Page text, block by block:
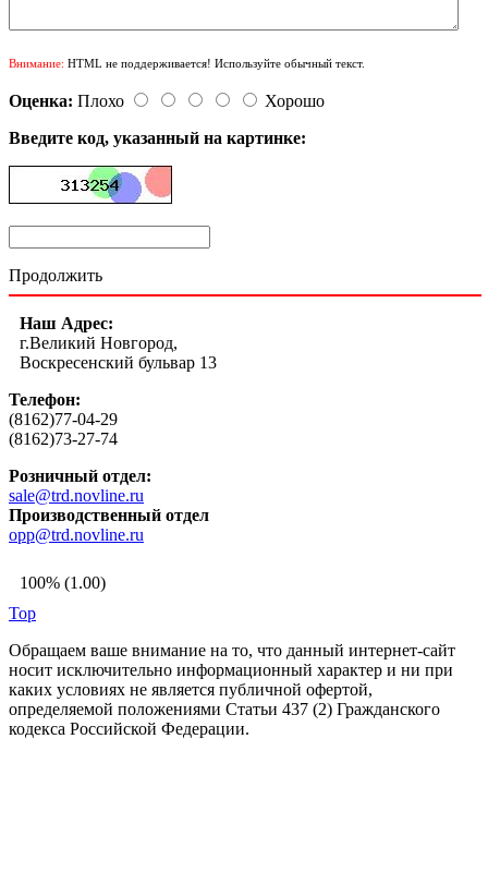
Внимание: HTML не поддерживается! Используйте обычный текст.
Оценка: Плохо
Хорошо
Введите код, указанный на картинке:
Продолжить
Наш Адрес:
г.Великий Новгород,
Воскресенский бульвар 13
Телефон:
(8162)77-04-29
(8162)73-27-74
Розничный отдел:
sale@trd.novline.ru
Производственный отдел
opp@trd.novline.ru
100% (1.00)
Top
Обращаем ваше внимание на то, что данный интернет-сайт
носит исключительно информационный характер и ни при
каких условиях не является публичной офертой,
определяемой положениями Статьи 437 (2) Гражданского
кодекса Российской Федерации.